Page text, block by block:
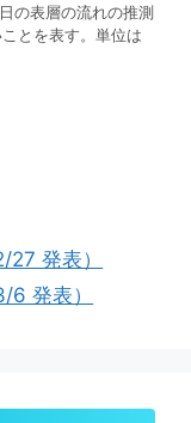
の表層の流れの推測
とを表す。単位は
発表）
発表）